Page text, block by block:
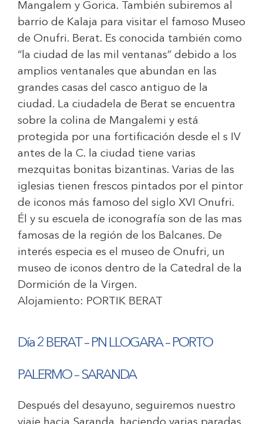
Mangalem y Gorica. También subiremos al
barrio de Kalaja para visitar el famoso Museo
de Onufri. Berat. Es conocida también como
“la ciudad de las mil ventanas” debido a los
amplios ventanales que abundan en las
grandes casas del casco antiguo de la
ciudad. La ciudadela de Berat se encuentra
sobre la colina de Mangalemi y está
protegida por una fortificación desde el s IV
antes de la C. la ciudad tiene varias
mezquitas bonitas bizantinas. Varias de las
iglesias tienen frescos pintados por el pintor
de iconos más famoso del siglo XVI Onufri.
Él y su escuela de iconografía son de las mas
famosas de la región de los Balcanes. De
interés especia es el museo de Onufri, un
museo de iconos dentro de la Catedral de la
Dormición de la Virgen.
Alojamiento: PORTIK BERAT
Día 2 BERAT – PN LLOGARA – PORTO
PALERMO – SARANDA
Después del desayuno, seguiremos nuestro